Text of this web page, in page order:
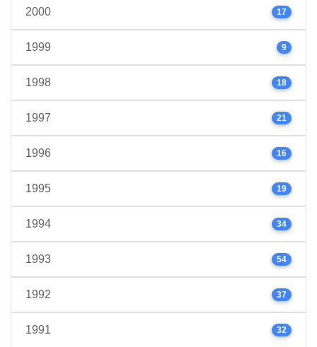
2000 17
1999 9
1998 18
1997 21
1996 16
1995 19
1994 34
1993 54
1992 37
1991 32